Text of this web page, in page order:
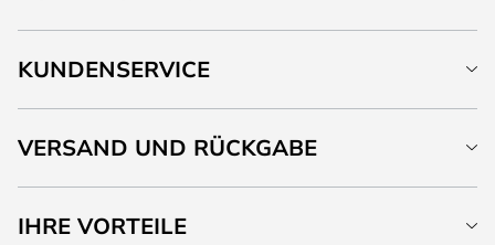
KUNDENSERVICE
VERSAND UND RÜCKGABE
IHRE VORTEILE